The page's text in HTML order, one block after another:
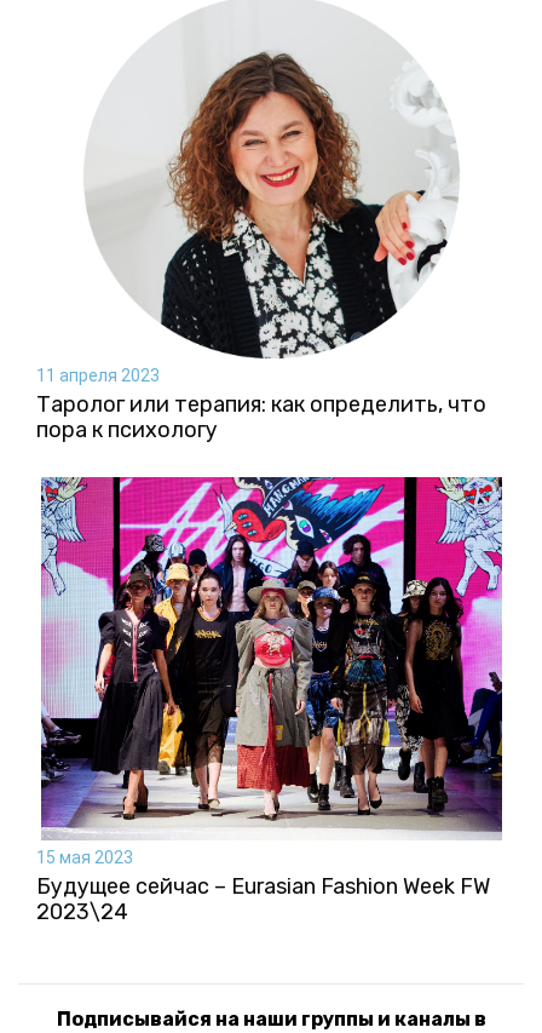
11 апреля 2023
Таролог или терапия: как определить, что
пора к психологу
15 мая 2023
Будущее сейчас – Eurasian Fashion Week FW
2023\24
Подписывайся на наши группы и каналы в